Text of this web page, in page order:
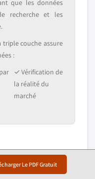
Le PDF Gratuit
que les données
recherche et les
triple couche assure
:
✓ Vérification de
la réalité du
marché
A+